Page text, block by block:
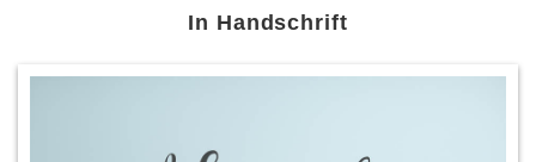
In Handschrift